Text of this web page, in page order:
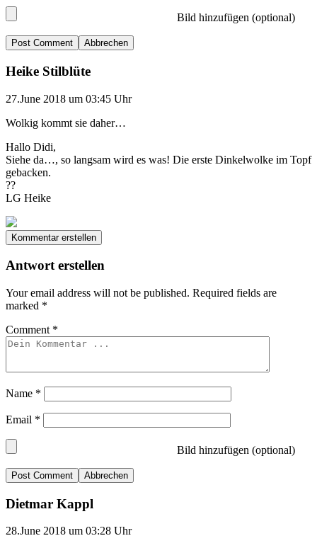
Bild hinzufügen (optional)
Abbrechen
Heike Stilblüte
27.June 2018 um 03:45 Uhr
Wolkig kommt sie daher…
Hallo Didi,
Siehe da…, so langsam wird es was! Die erste Dinkelwolke im Topf
gebacken.
??
LG Heike
Kommentar erstellen
Antwort erstellen
Your email address will not be published. Required fields are
marked *
Comment *
Name *
Email *
Bild hinzufügen (optional)
Abbrechen
Dietmar Kappl
28.June 2018 um 03:28 Uhr